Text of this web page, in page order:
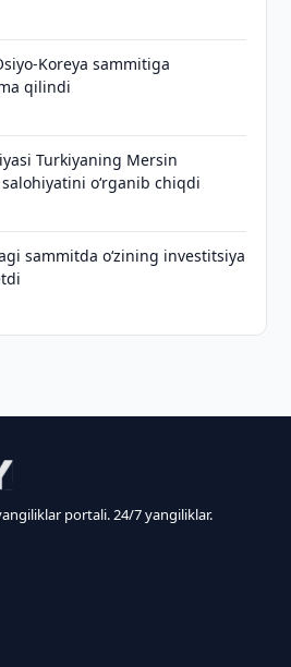
Koreya sammitiga
qilindi
Turkiyaning Mersin
oʻrganib chiqdi
sammitda oʻzining investitsiya
portali. 24/7 yangiliklar.